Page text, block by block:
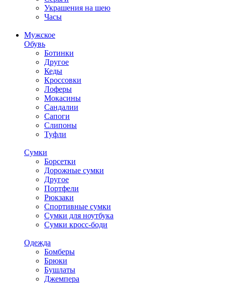
Украшения на шею
Часы
Мужское
Обувь
Ботинки
Другое
Кеды
Кроссовки
Лоферы
Мокасины
Сандалии
Сапоги
Слипоны
Туфли
Сумки
Борсетки
Дорожные сумки
Другое
Портфели
Рюкзаки
Спортивные сумки
Сумки для ноутбука
Сумки кросс-боди
Одежда
Бомберы
Брюки
Бушлаты
Джемпера